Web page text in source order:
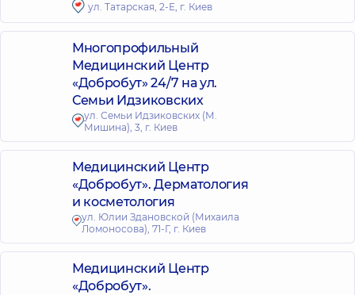
ул. Татарская, 2-Е, г. Киев
Многопрофильный
Медицинский Центр
«Добробут» 24/7 на ул.
Семьи Идзиковских
ул. Семьи Идзиковских (М.
Мишина), 3, г. Киев
Медицинский Центр
«Добробут». Дерматология
и косметология
ул. Юлии Здановской (Михаила
Ломоносова), 71-Г, г. Киев
Медицинский Центр
«Добробут».